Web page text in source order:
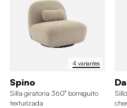
4 variantes
Spino
Silla giratoria 360° borreguito
texturizada